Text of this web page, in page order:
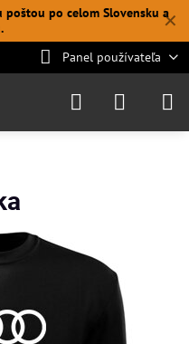
✕
poštou po celom Slovensku a
Panel používateľa